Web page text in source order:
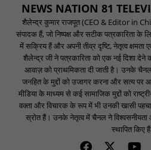
NEWS NATION 81
शैलेन्द्र कुमार राजपूत (CEO & Editor in
संपादक हैं, जो निष्पक्ष और सटीक पत्रकारिता के
में सक्रिय हैं और अपनी तीव्र दृष्टि, नेतृत्व क्षमता
शैलेन्द्र जी ने पत्रकारिता को एक नई दिशा
आवाज़ को प्राथमिकता दी जाती है। उनके चैनल
जनहित के मुद्दों को उजागर करना और सत्य पर
मीडिया के माध्यम से कई सामाजिक मुद्दों को
वक्ता और विचारक के रूप में भी उनकी खासी
स्रोत हैं। उनके नेतृत्व में चैनल ने विश्वसनीयता
स्थापित किए